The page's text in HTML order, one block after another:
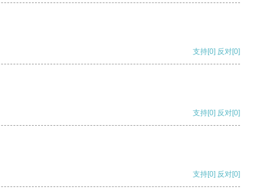
支持[0] 反对[0]
支持[0] 反对[0]
支持[0] 反对[0]